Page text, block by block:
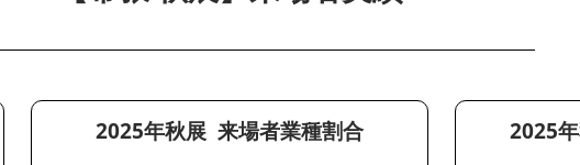
2025年秋展 来場者業種割合 2025